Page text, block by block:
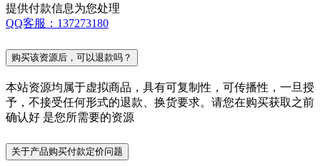
提供付款信息为您处理
QQ客服：137273180
购买该资源后，可以退款吗？
本站资源均属于虚拟商品，具有可复制性，可传播性，一旦授
予，不接受任何形式的退款、换货要求。请您在购买获取之前
确认好 是您所需要的资源
关于产品购买付款定价问题